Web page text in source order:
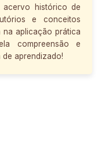
acervo histórico de
e conceitos
na aplicação prática
compreensão e
de aprendizado!